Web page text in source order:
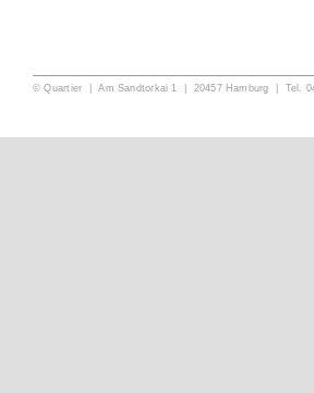
© Quartier | Am Sandtorkai 1 | 20457 Hamburg | Tel.